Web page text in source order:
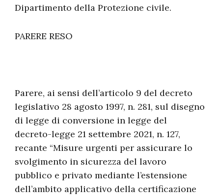
Dipartimento della Protezione civile.
PARERE RESO
Parere, ai sensi dell’articolo 9 del decreto
legislativo 28 agosto 1997, n. 281, sul disegno
di legge di conversione in legge del
decreto-legge 21 settembre 2021, n. 127,
recante “Misure urgenti per assicurare lo
svolgimento in sicurezza del lavoro
pubblico e privato mediante l’estensione
dell’ambito applicativo della certificazione